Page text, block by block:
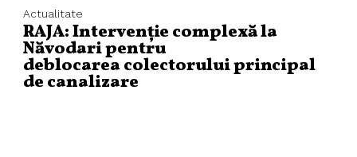
Actualitate
RAJA: Intervenție complexă la
Năvodari pentru
deblocarea colectorului principal
de canalizare